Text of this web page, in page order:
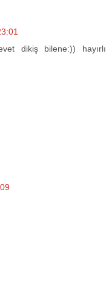
dikiş bilene:)) hayırlı